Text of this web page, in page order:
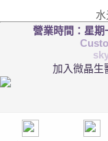
營業時間：星期
加入微晶生